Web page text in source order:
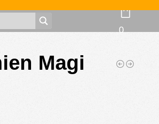
0
Magi